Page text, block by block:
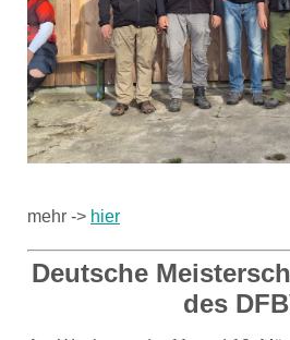
mehr -> hier
Deutsche
des